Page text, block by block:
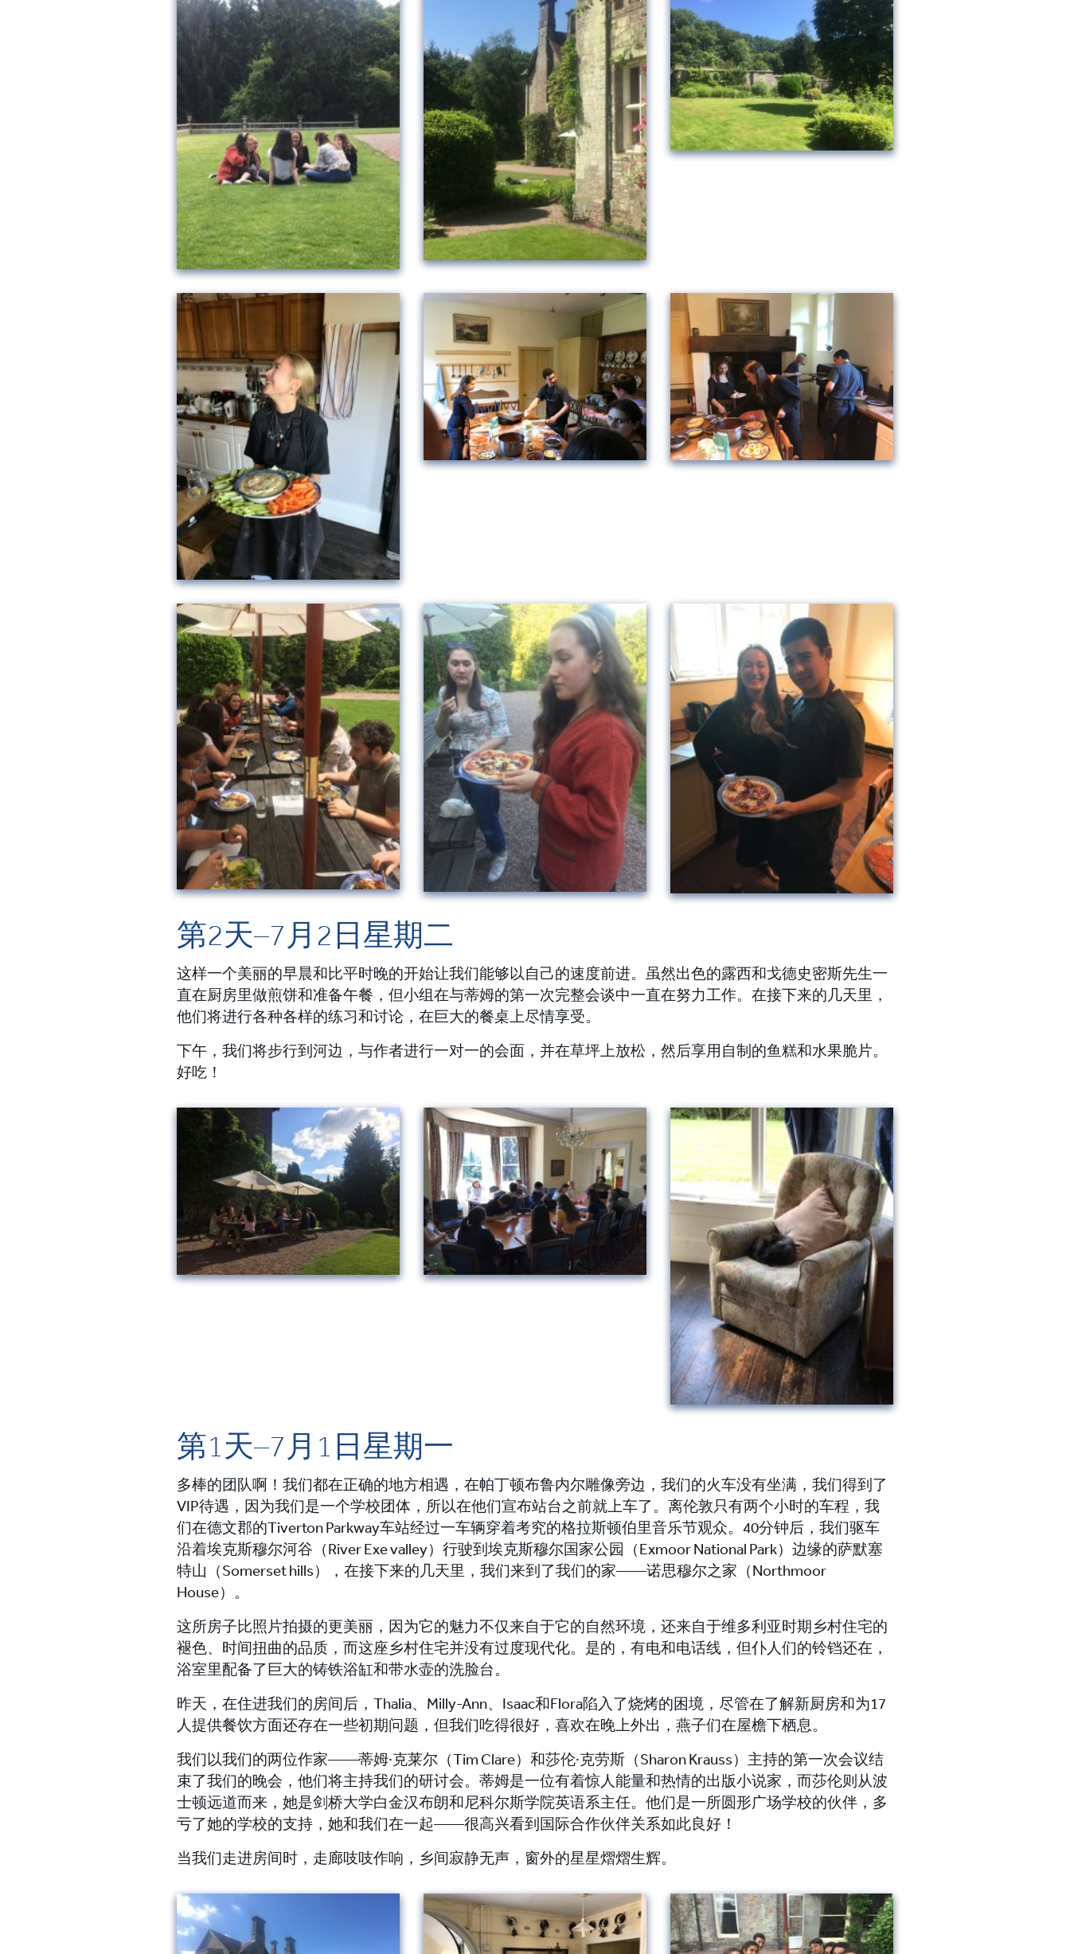
第2天–7月2日星期二
这样一个美丽的早晨和比平时晚的开始让我们能够以自己的速度前进。 虽然出色的露西和戈德史密斯先生一
直在厨房里做煎饼和准备午餐，但小组在与蒂姆的第一次完整会谈中一直在努力工作。 在接下来的几天里，
他们将进行各种各样的练习和讨论，在巨大的餐桌上尽情享受。
下午，我们将步行到河边，与作者进行一对一的会面，并在草坪上放松，然后享用自制的鱼糕和水果脆片。
好吃！
第1天–7月1日星期一
多棒的团队啊！ 我们都在正确的地方相遇，在帕丁顿布鲁内尔雕像旁边，我们的火车没有坐满，我们得到了
VIP待遇，因为我们是一个学校团体，所以在他们宣布站台之前就上车了。 离伦敦只有两个小时的车程，我
们在德文郡的Tiverton Parkway车站经过一车辆穿着考究的格拉斯顿伯里音乐节观众。 40分钟后，我们驱车
沿着埃克斯穆尔河谷（River Exe valley）行驶到埃克斯穆尔国家公园（Exmoor National Park）边缘的萨默塞
特山（Somerset hills），在接下来的几天里，我们来到了我们的家——诺思穆尔之家（Northmoor
House）。
这所房子比照片拍摄的更美丽，因为它的魅力不仅来自于它的自然环境，还来自于维多利亚时期乡村住宅的
褪色、时间扭曲的品质，而这座乡村住宅并没有过度现代化。 是的，有电和电话线，但仆人们的铃铛还在，
浴室里配备了巨大的铸铁浴缸和带水壶的洗脸台。
昨天，在住进我们的房间后，Thalia、Milly-Ann、Isaac和Flora陷入了烧烤的困境，尽管在了解新厨房和为17
人提供餐饮方面还存在一些初期问题，但我们吃得很好，喜欢在晚上外出，燕子们在屋檐下栖息。
我们以我们的两位作家——蒂姆·克莱尔（Tim Clare）和莎伦·克劳斯（Sharon Krauss）主持的第一次会议结
束了我们的晚会，他们将主持我们的研讨会。 蒂姆是一位有着惊人能量和热情的出版小说家，而莎伦则从波
士顿远道而来，她是剑桥大学白金汉布朗和尼科尔斯学院英语系主任。 他们是一所圆形广场学校的伙伴，多
亏了她的学校的支持，她和我们在一起——很高兴看到国际合作伙伴关系如此良好！
当我们走进房间时，走廊吱吱作响，乡间寂静无声，窗外的星星熠熠生辉。